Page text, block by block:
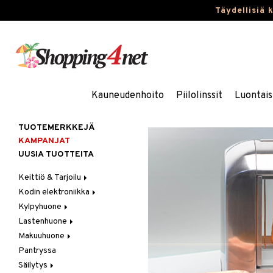
Täydellisiä
Kauneudenhoito Piilolinssit
TUOTEMERKKEJÄ
KAMPANJAT
UUSIA TUOTTEITA
Keittiö & Tarjoilu
Aterimet
Kannut & Karahvit
Keittiösäilytys
Keittiötekstiilit
Keittiövälineet
Kodinkoneet
Kodin elektroniikka
Ääni
Kylpyhuone
Kylpyhuoneen sisustus
Kylpyhuoneen tarvikkeita
Kylpyhuoneen tekstiilit
Lastenhuone
Kylpyhuoneen koristelu
Lasten huonekalut
Lasten lamput
Makuuhuone
Huovat & Saalit
Koristetyynyt
Pantryssa
Säilytys